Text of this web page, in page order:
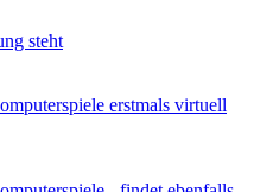
steht
erstmals virtuell